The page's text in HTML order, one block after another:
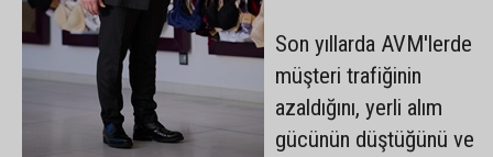
Son yıllarda AVM'lerde
müşteri trafiğinin
azaldığını, yerli alım
gücünün düştüğünü ve